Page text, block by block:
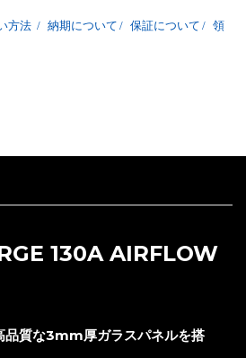
方法 / 納期について / 保証について / 領
130A AIRFLOW
品質な3mm厚ガラスパネルを搭